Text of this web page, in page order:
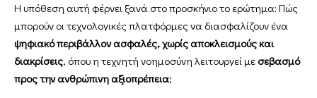
Η υπόθεση αυτή φέρνει ξανά στο προσκήνιο το ερώτημα: Πώς
μπορούν οι τεχνολογικές πλατφόρμες να διασφαλίζουν ένα
ψηφιακό περιβάλλον ασφαλές, χωρίς αποκλεισμούς και
διακρίσεις, όπου η τεχνητή νοημοσύνη λειτουργεί με σεβασμό
προς την ανθρώπινη αξιοπρέπεια;